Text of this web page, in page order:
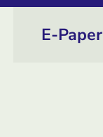
E-Paper